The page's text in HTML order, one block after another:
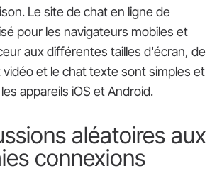
Le site de chat en ligne de
pour les navigateurs mobiles et
aux différentes tailles d'écran, de
et le chat texte sont simples et
appareils iOS et Android.
aléatoires aux
connexions